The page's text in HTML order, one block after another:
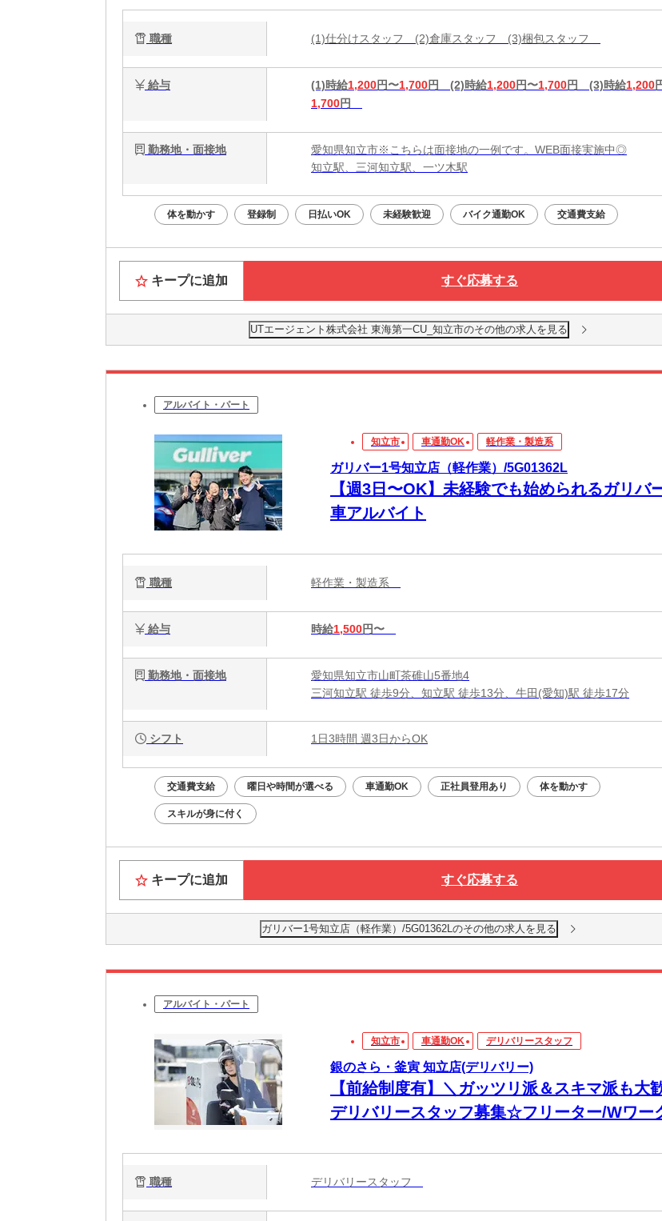
職種 (1)仕分けスタッフ (2)倉庫スタッフ (3)梱包スタッフ
給与 (1)時給1,200円〜1,700円 (2)時給1,200円〜1,700円 (3)時給1,200
1,700円
勤務地・面接地
愛知県知立市※こちらは面接地の一例です。WEB面接実施中◎
知立駅、三河知立駅、一ツ木駅
体を動かす 登録制 日払いOK 未経験歓迎 バイク通勤OK 交通費支給
キープに追加 すぐ応募する
UTエージェント株式会社 東海第一CU_知立市のその他の求人を見る
アルバイト・パート
知立市 車通勤OK 軽作業・製造系
ガリバー1号知立店（軽作業）/5G01362L
【週3日〜OK】未経験でも始められるガリバ
車アルバイト
職種 軽作業・製造系
給与 時給1,500円〜
勤務地・面接地
愛知県知立市山町茶碓山5番地4
三河知立駅 徒歩9分、知立駅 徒歩13分、牛田(愛知)駅 徒歩17分
シフト 1日3時間 週3日からOK
交通費支給 曜日や時間が選べる 車通勤OK 正社員登用あり 体を動かす
スキルが身に付く
キープに追加 すぐ応募する
ガリバー1号知立店（軽作業）/5G01362Lのその他の求人を見る
アルバイト・パート
知立市 車通勤OK デリバリースタッフ
銀のさら・釜寅 知立店(デリバリー)
【前給制度有】＼ガッツリ派＆スキマ派も大
デリバリースタッフ募集☆フリーター/Wワー
職種 デリバリースタッフ